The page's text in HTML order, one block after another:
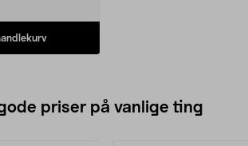
priser på vanlige ting